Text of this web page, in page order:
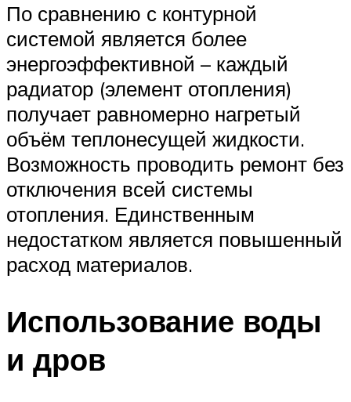
По сравнению с контурной
системой является более
энергоэффективной – каждый
радиатор (элемент отопления)
получает равномерно нагретый
объём теплонесущей жидкости.
Возможность проводить ремонт без
отключения всей системы
отопления. Единственным
недостатком является повышенный
расход материалов.
Использование воды
и дров